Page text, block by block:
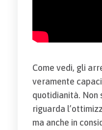
Come vedi, gli
veramente
quotidianità. Non
riguarda
ma anche in